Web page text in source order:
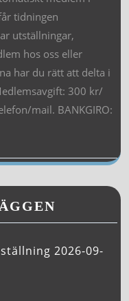
tidningen
utställningar,
hos oss eller
har du rätt att delta i
300 kr/
mail. BANKGIRO:
2026-09-